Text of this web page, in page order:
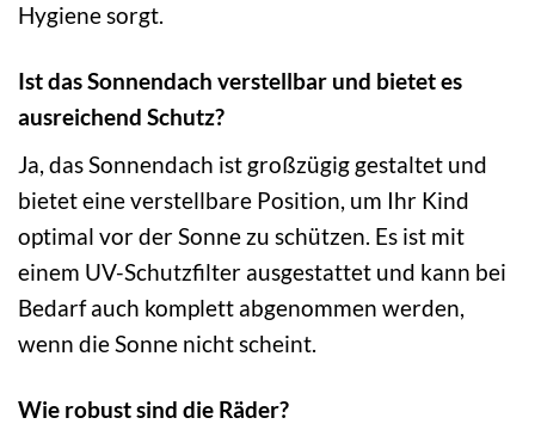
Hygiene sorgt.
Ist das Sonnendach verstellbar und bietet es
ausreichend Schutz?
Ja, das Sonnendach ist großzügig gestaltet und
bietet eine verstellbare Position, um Ihr Kind
optimal vor der Sonne zu schützen. Es ist mit
einem UV-Schutzfilter ausgestattet und kann bei
Bedarf auch komplett abgenommen werden,
wenn die Sonne nicht scheint.
Wie robust sind die Räder?